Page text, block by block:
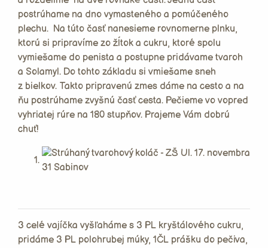
postrúhame na dno vymasteného a pomúčeného
plechu. Na túto časť nanesieme rovnomerne plnku,
ktorú si pripravíme zo žĺtok a cukru, ktoré spolu
vymiešame do penista a postupne pridávame tvaroh
a Solamyl. Do tohto základu si vmiešame sneh
z bielkov. Takto pripravenú zmes dáme na cesto a na
ňu postrúhame zvyšnú časť cesta. Pečieme vo vopred
vyhriatej rúre na 180 stupňov. Prajeme Vám dobrú
chuť!
3 celé vajíčka vyšľaháme s 3 PL kryštálového cukru,
pridáme 3 PL polohrubej múky, 1ČL prášku do pečiva,